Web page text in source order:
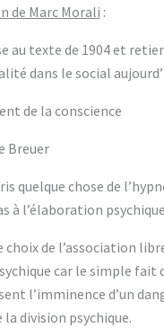
de Marc Morali :
au texte de 1904 et
dans le social
de la conscience
Breuer
quelque chose de
à l’élaboration
choix de l’association
car le simple fait
l’imminence d’un
la division psychique.